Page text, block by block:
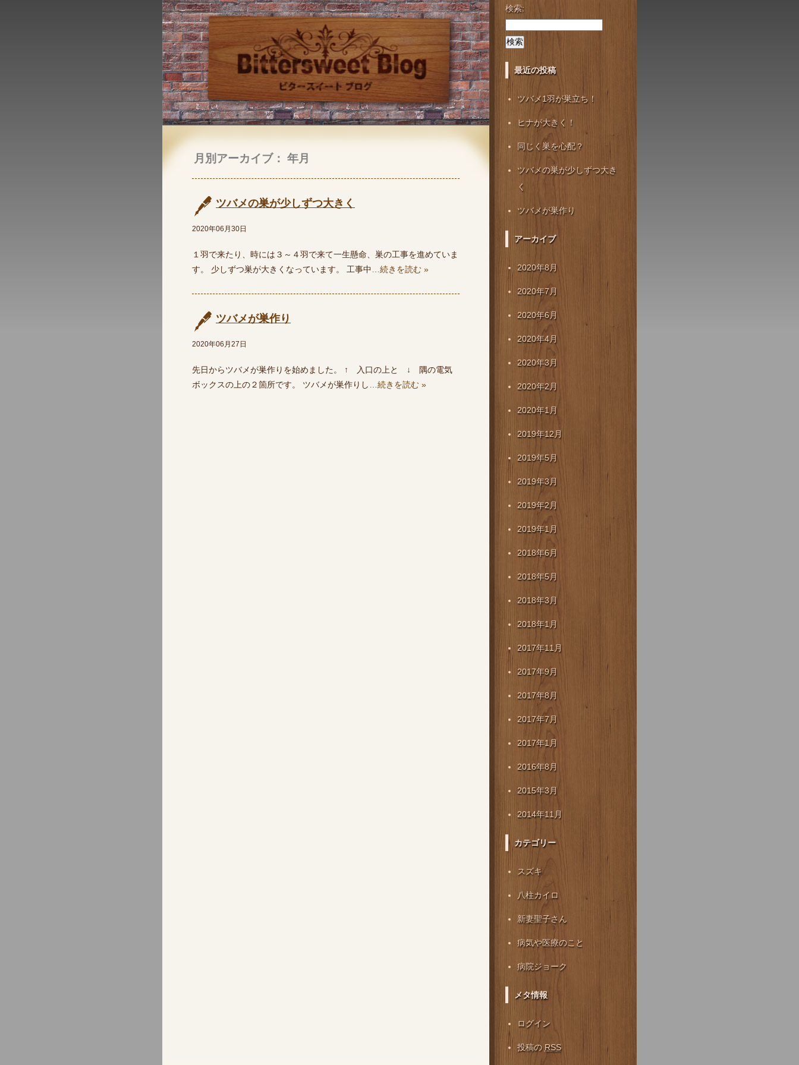
月別アーカイブ： 年月
ツバメの巣が少しずつ大きく
2020年06月30日
１羽で来たり、時には３～４羽で来て一生懸命、巣の工事を進めていま
す。 少しずつ巣が大きくなっています。 工事中 …続きを読む »
ツバメが巣作り
2020年06月27日
先日からツバメが巣作りを始めました。 ↑ 入口の上と ↓ 隅の電気
ボックスの上の２箇所です。 ツバメが巣作りし
…続きを読む »
検索:
最近の投稿
ツバメ1羽が巣立ち！
ヒナが大きく！
同じく巣を心配？
ツバメの巣が少しずつ大き
く
ツバメが巣作り
アーカイブ
2020年8月
2020年7月
2020年6月
2020年4月
2020年3月
2020年2月
2020年1月
2019年12月
2019年5月
2019年3月
2019年2月
2019年1月
2018年6月
2018年5月
2018年3月
2018年1月
2017年11月
2017年9月
2017年8月
2017年7月
2017年1月
2016年8月
2015年3月
2014年11月
カテゴリー
スズキ
八柱カイロ
新妻聖子さん
病気や医療のこと
病院ジョーク
メタ情報
ログイン
投稿の RSS